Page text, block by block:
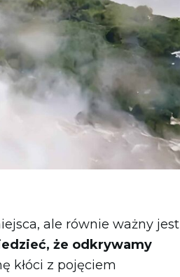
ale równie ważny jest
że odkrywamy
kłóci z pojęciem